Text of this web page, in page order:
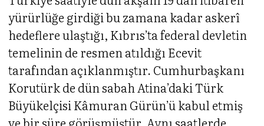
yürürlüğe girdiği bu zamana kadar askerî
hedeflere ulaştığı, Kıbrıs’ta federal devletin
temelinin de resmen atıldığı Ecevit
tarafından açıklanmıştır. Cumhurbaşkanı
Korutürk de dün sabah Atina’daki Türk
Büyükelçisi Kâmuran Gürün’ü kabul etmiş
ve bir süre görüşmüştür. Aynı saatlerde